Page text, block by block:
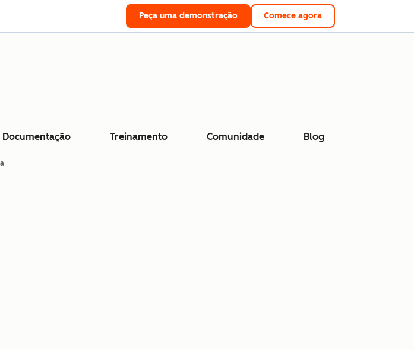
Peça uma demonstração Comece agora
Documentação Treinamento Comunidade Blog